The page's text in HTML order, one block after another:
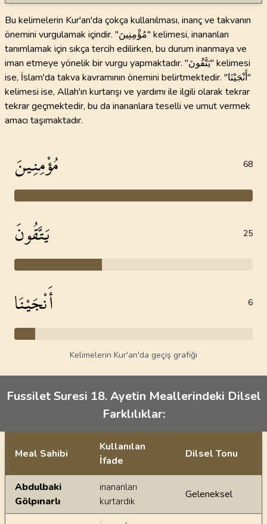
Bu kelimelerin Kur'an'da çokça kullanılması, inanç ve takvanın
önemini vurgulamak içindir. "مُؤْمِنِينَ" kelimesi, inananları
tanımlamak için sıkça tercih edilirken, bu durum inanmaya ve
iman etmeye yönelik bir vurgu yapmaktadır. "يَتَّقُونَ" kelimesi
ise, İslam'da takva kavramının önemini belirtmektedir. "أَنْجَيْنَا"
kelimesi ise, Allah'ın kurtarışı ve yardımı ile ilgili olarak tekrar
tekrar geçmektedir, bu da inananlara teselli ve umut vermek
amacı taşımaktadır.
مُؤْمِنِينَ 68
يَتَّقُونَ 25
أَنْجَيْنَا 6
Kelimelerin Kur'an'da geçiş grafiği
Fussilet Suresi 18. Ayetin Meallerindeki Dilsel
Farklılıklar:
Ayetin meallerindeki dilsel farklılıklar
Meal Sahibi
Kullanılan
İfade
Dilsel Tonu
Abdulbaki
Gölpınarlı
inananları
kurtardık
Geleneksel